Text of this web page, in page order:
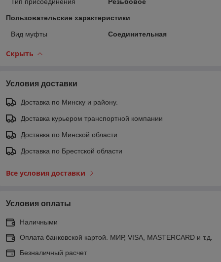
Пользовательские характеристики
Вид муфты Соединительная
Скрыть
Условия доставки
Доставка по Минску и району.
Доставка курьером транспортной компании
Доставка по Минской области
Доставка по Брестской области
Все условия доставки
Условия оплаты
Наличными
Оплата банковской картой. МИР, VISA, MASTERCARD и т.д.
Безналичный расчет